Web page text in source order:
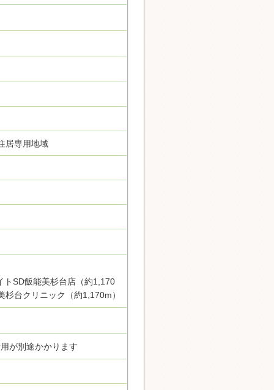
居専用地域
SD飯能美杉台店（約1,170
台クリニック（約1,170m）
が別途かかります